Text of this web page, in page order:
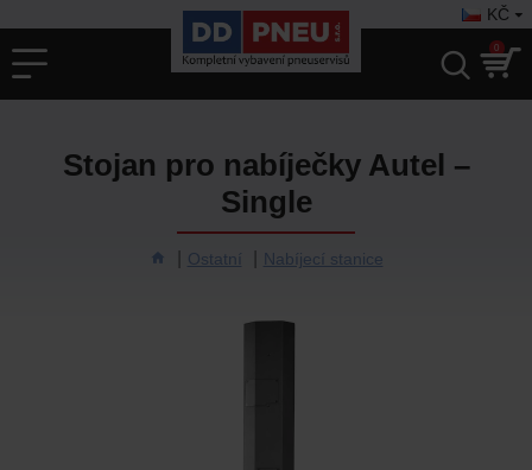
KČ
0
Ostatní Nabíjecí stanice
Stojan pro nabíječky Autel –
Single